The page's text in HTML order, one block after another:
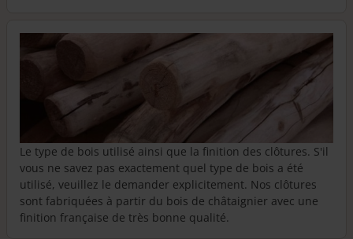
Le type de bois utilisé ainsi que la finition des clôtures. S'il
vous ne savez pas exactement quel type de bois a été
utilisé, veuillez le demander explicitement. Nos clôtures
sont fabriquées à partir du bois de châtaignier avec une
finition française de très bonne qualité.